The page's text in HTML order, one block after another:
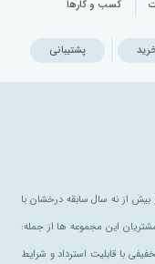
کسب و کارها
پشتیبانی
از نه سال سابقه درخشان با
این مجموعه ها از جمله:
با قابلیت استرداد و شرایط